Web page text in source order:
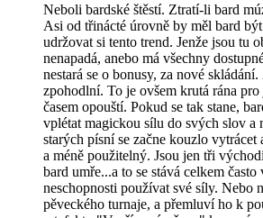
Neboli bardské štěstí. Ztratí-li bard
Asi od třinácté úrovně by měl bard
udržovat si tento trend. Jenže jsou tu
nenapadá, anebo má všechny
nestará se o bonusy, za nové
zpohodlní. To je ovšem krutá rána
časem opouští. Pokud se tak stane,
vplétat magickou sílu do svých slov a
starých písní se začne kouzlo vytrácet
a méně použitelný. Jsou jen tři
bard umře...a to se stává celkem
neschopnosti používat své síly. Nebo
pěveckého turnaje, a přemluví ho k